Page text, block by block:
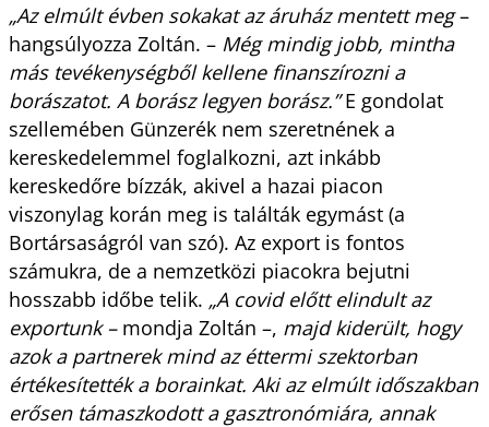
„Az elmúlt évben sokakat az áruház mentett meg–
hangsúlyozza Zoltán. –Még mindig jobb, mintha
más tevékenységből kellene finanszírozni a
borászatot. A borász legyen borász.”E gondolat
szellemében Günzerék nem szeretnének a
kereskedelemmel foglalkozni, azt inkább
kereskedőre bízzák, akivel a hazai piacon
viszonylag korán meg is találták egymást (a
Bortársaságról van szó). Az export is fontos
számukra, de a nemzetközi piacokra bejutni
hosszabb időbe telik. „A covid előtt elindult az
exportunk – mondja Zoltán –, majd kiderült, hogy
azok a partnerek mind az éttermi szektorban
értékesítették a borainkat. Aki az elmúlt időszakban
erősen támaszkodott a gasztronómiára, annak